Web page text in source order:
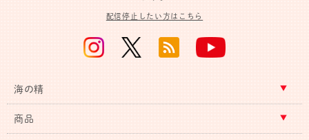
配信停止したい方はこちら
海の精
商品